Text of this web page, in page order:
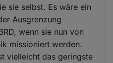
sie selbst. Es wäre ein
Ausgrenzung
wenn sie nun von
missioniert werden.
vielleicht das geringste